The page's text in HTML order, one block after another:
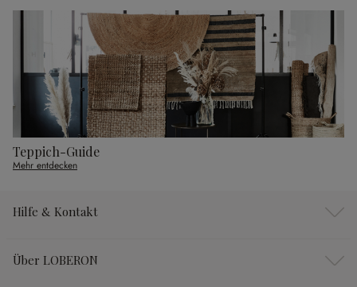
Teppich-Guide
Mehr entdecken
Hilfe & Kontakt
Über LOBERON